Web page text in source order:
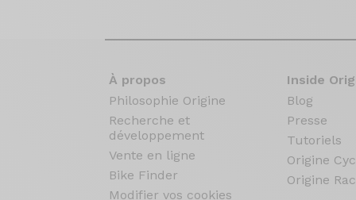
À propos
Philosophie Origine
Recherche et
développement
Vente en ligne
Bike Finder
Modifier vos cookies
Inside
Blog
Presse
Tutoriels
Origine
Origine